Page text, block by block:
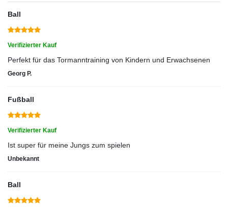
Ball
Verifizierter Kauf
Perfekt für das Tormanntraining von Kindern und Erwachsenen
Georg P.
Fußball
Verifizierter Kauf
Ist super für meine Jungs zum spielen
Unbekannt
Ball